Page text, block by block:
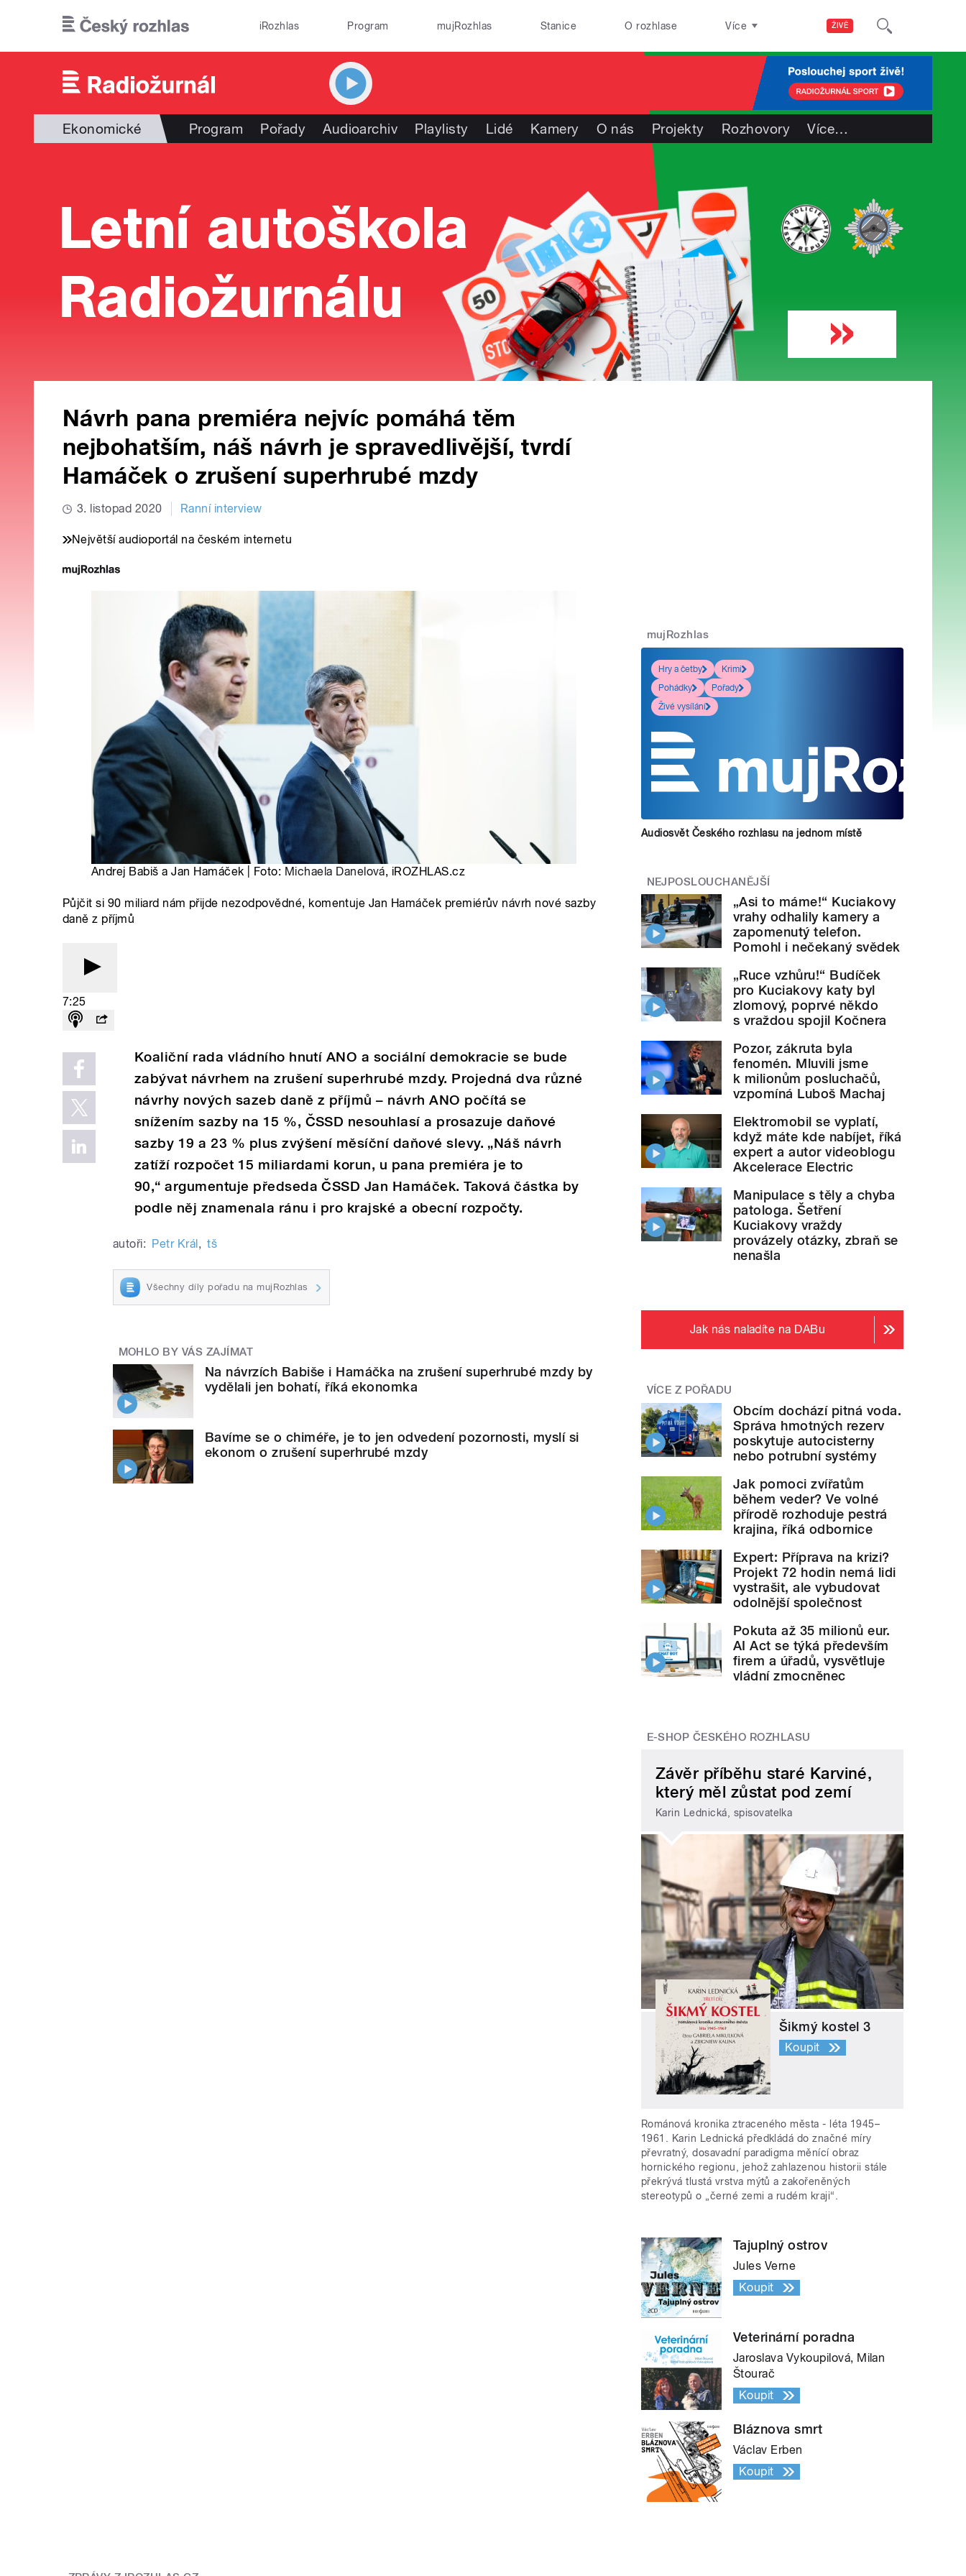
ŽIVĚ
iRozhlas Program mujRozhlas Stanice O rozhlase Více
Ekonomické Program Pořady Audioarchiv Playlisty Lidé Kamery O nás Projekty Rozhovory Více…
Návrh pana premiéra nejvíc pomáhá těm
nejbohatším, náš návrh je spravedlivější, tvrdí
Hamáček o zrušení superhrubé mzdy
3. listopad 2020 Ranní interview
Největší audioportál na českém internetu
Andrej Babiš a Jan Hamáček | Foto: Michaela Danelová, iROZHLAS.cz
Půjčit si 90 miliard nám přijde nezodpovědné, komentuje Jan Hamáček premiérův návrh nové sazby
daně z příjmů
7:25
Koaliční rada vládního hnutí ANO a sociální demokracie se bude
zabývat návrhem na zrušení superhrubé mzdy. Projedná dva různé
návrhy nových sazeb daně z příjmů – návrh ANO počítá se
snížením sazby na 15 %, ČSSD nesouhlasí a prosazuje daňové
sazby 19 a 23 % plus zvýšení měsíční daňové slevy. „Náš návrh
zatíží rozpočet 15 miliardami korun, u pana premiéra je to
90,“ argumentuje předseda ČSSD Jan Hamáček. Taková částka by
podle něj znamenala ránu i pro krajské a obecní rozpočty.
autoři: Petr Král, tš
Všechny díly pořadu na mujRozhlas
MOHLO BY VÁS ZAJÍMAT
Na návrzích Babiše i Hamáčka na zrušení superhrubé mzdy by
vydělali jen bohatí, říká ekonomka
Bavíme se o chiméře, je to jen odvedení pozornosti, myslí si
ekonom o zrušení superhrubé mzdy
mujRozhlas
Hry a četby
Krimi
Pohádky
Pořady
Živé vysílání
Audiosvět Českého rozhlasu na jednom místě
NEJPOSLOUCHANĚJŠÍ
„Asi to máme!“ Kuciakovy
vrahy odhalily kamery a
zapomenutý telefon.
Pomohl i nečekaný svědek
„Ruce vzhůru!“ Budíček
pro Kuciakovy katy byl
zlomový, poprvé někdo
s vraždou spojil Kočnera
Pozor, zákruta byla
fenomén. Mluvili jsme
k milionům posluchačů,
vzpomíná Luboš Machaj
Elektromobil se vyplatí,
když máte kde nabíjet, říká
expert a autor videoblogu
Akcelerace Electric
Manipulace s těly a chyba
patologa. Šetření
Kuciakovy vraždy
provázely otázky, zbraň se
nenašla
Jak nás naladíte na DABu
VÍCE Z POŘADU
Obcím dochází pitná voda.
Správa hmotných rezerv
poskytuje autocisterny
nebo potrubní systémy
Jak pomoci zvířatům
během veder? Ve volné
přírodě rozhoduje pestrá
krajina, říká odbornice
Expert: Příprava na krizi?
Projekt 72 hodin nemá lidi
vystrašit, ale vybudovat
odolnější společnost
Pokuta až 35 milionů eur.
AI Act se týká především
firem a úřadů, vysvětluje
vládní zmocněnec
E-SHOP ČESKÉHO ROZHLASU
Závěr příběhu staré Karviné,
který měl zůstat pod zemí
Karin Lednická, spisovatelka
Šikmý kostel 3
Koupit
Románová kronika ztraceného města - léta 1945–
1961. Karin Lednická předkládá do značné míry
převratný, dosavadní paradigma měnící obraz
hornického regionu, jehož zahlazenou historii stále
překrývá tlustá vrstva mýtů a zakořeněných
stereotypů o „černé zemi a rudém kraji“.
Tajuplný ostrov
Jules Verne
Koupit
Veterinární poradna
Jaroslava Vykoupilová, Milan
Štourač
Koupit
Bláznova smrt
Václav Erben
Koupit